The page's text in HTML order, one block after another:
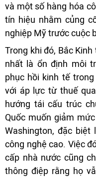
và một số hàng hóa
tín hiệu nhằm củng
nghiệp Mỹ trước cuộc
Trong khi đó, Bắc
nhất là ổn định môi
phục hồi kinh tế
với áp lực từ thuế
hướng tái cấu trúc
Quốc muốn giảm
Washington, đặc
công nghệ cao. Việc
cấp nhà nước cũng
thông điệp rằng họ